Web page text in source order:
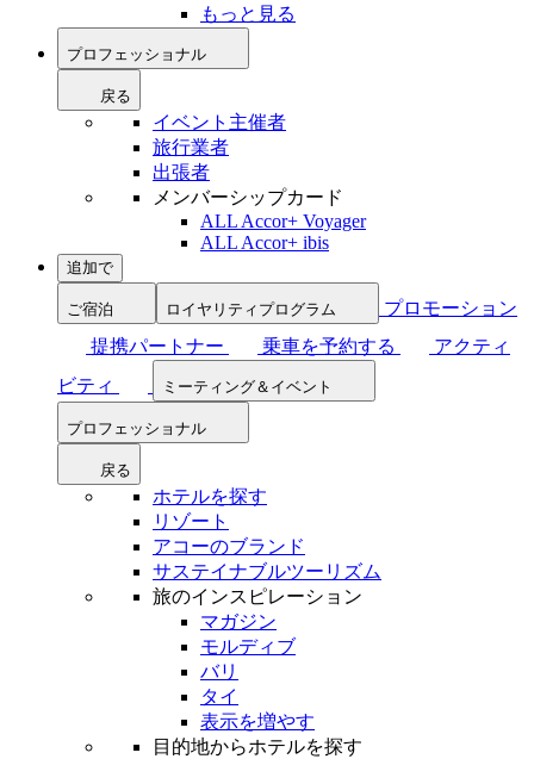
もっと見る
プロフェッショナル
戻る
イベント主催者
旅行業者
出張者
メンバーシップカード
ALL Accor+ Voyager
ALL Accor+ ibis
追加で
ご宿泊 ロイヤリティプログラム
プロモーション
提携パートナー
乗車を予約する
アクティ
ビティ
ミーティング＆イベント
プロフェッショナル
戻る
ホテルを探す
リゾート
アコーのブランド
サステイナブルツーリズム
旅のインスピレーション
マガジン
モルディブ
バリ
タイ
表示を増やす
目的地からホテルを探す